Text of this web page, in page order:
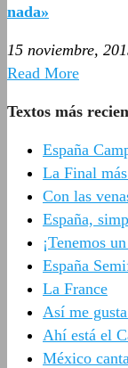
nada»
15 noviembre,
Read More
Textos más
España
La Final
Con las
España,
¡Tenemos
España
La France
Así me
Ahí está el
México